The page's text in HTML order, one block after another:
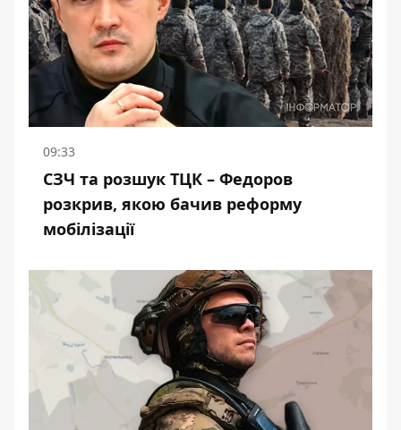
09:33
СЗЧ та розшук ТЦК – Федоров
розкрив, якою бачив реформу
мобілізації